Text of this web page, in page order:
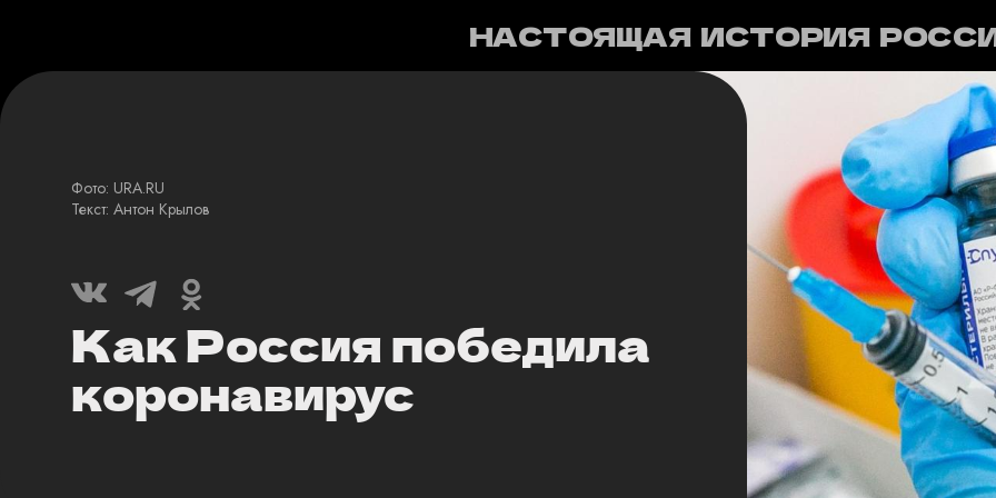
НАСТОЯЩАЯ ИСТОРИЯ
Фото: URA.RU
Текст: Антон Крылов
Как Россия победила
коронавирус